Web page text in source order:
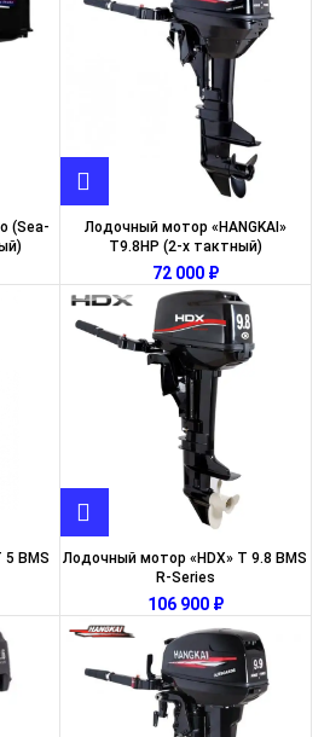
(Sea-
Лодочный мотор «HANGKAI»
T9.8HP (2-х тактный)
₽
BMS
Лодочный мотор «HDX» T 9.8 BMS
R-Series
₽